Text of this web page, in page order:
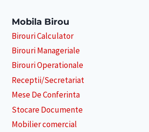
Mobila Birou
Birouri Calculator
Birouri Manageriale
Birouri Operationale
Receptii/Secretariat
Mese De Conferinta
Stocare Documente
Mobilier comercial